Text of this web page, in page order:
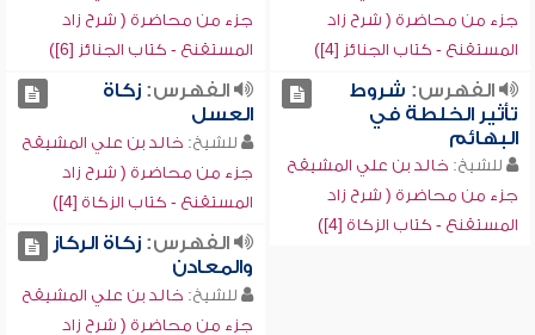
جزء من محاضرة ( شرح زاد
المستقنع - كتاب الجنائز [4])
جزء من محاضرة ( شرح زاد
المستقنع - كتاب الجنائز [6])
الفهرس: شروط
تأثير الخلطة في
البهائم
للشيخ: خالد بن علي المشيقح
جزء من محاضرة ( شرح زاد
المستقنع - كتاب الزكاة [4])
الفهرس:زكاة
العسل
للشيخ: خالد بن علي المشيقح
جزء من محاضرة ( شرح زاد
المستقنع - كتاب الزكاة [4])
الفهرس:زكاة الركاز
والمعادن
للشيخ: خالد بن علي المشيقح
جزء من محاضرة ( شرح زاد